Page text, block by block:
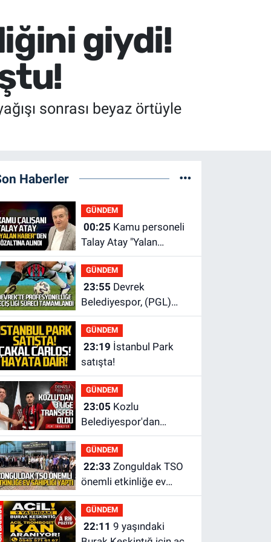
giydi!
sonrası beyaz örtüyle
Haberler
GÜNDEM
00:25
Talay Atay "Yalan
Haber"den gözaltına
alındı
GÜNDEM
23:55
Belediyespor, (PGL)
sürecini resmi olarak
tamamladı
GÜNDEM
23:19
satışta!
GÜNDEM
23:05
Belediyespor'dan
3.Lig'e transfer oldu
GÜNDEM
22:33
önemli etkinliğe ev
sahipliği yaptı
GÜNDEM
22:11